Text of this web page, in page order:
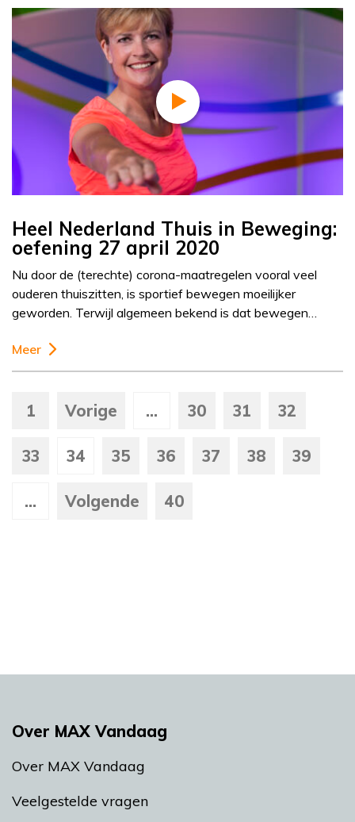
Heel Nederland Thuis in Beweging:
oefening 27 april 2020
Nu door de (terechte) corona-maatregelen vooral veel
ouderen thuiszitten, is sportief bewegen moeilijker
geworden. Terwijl algemeen bekend is dat bewegen…
Meer
1 Vorige ... 30 31 32
33 34 35 36 37 38 39
... Volgende 40
Over MAX Vandaag
Over MAX Vandaag
Veelgestelde vragen